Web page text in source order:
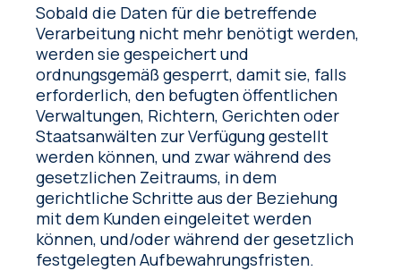
Sobald die Daten für die betreffende
Verarbeitung nicht mehr benötigt werden,
werden sie gespeichert und
ordnungsgemäß gesperrt, damit sie, falls
erforderlich, den befugten öffentlichen
Verwaltungen, Richtern, Gerichten oder
Staatsanwälten zur Verfügung gestellt
werden können, und zwar während des
gesetzlichen Zeitraums, in dem
gerichtliche Schritte aus der Beziehung
mit dem Kunden eingeleitet werden
können, und/oder während der gesetzlich
festgelegten Aufbewahrungsfristen.